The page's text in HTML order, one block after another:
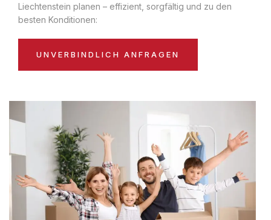
Liechtenstein planen – effizient, sorgfältig und zu den
besten Konditionen:
UNVERBINDLICH ANFRAGEN